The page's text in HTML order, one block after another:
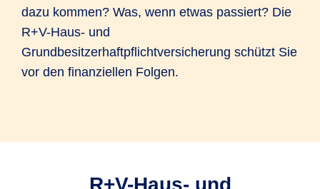
dazu kommen? Was, wenn etwas passiert? Die
R+V-Haus- und
Grundbesitzerhaftpflichtversicherung schützt Sie
vor den finanziellen Folgen.
R+V-Haus- und